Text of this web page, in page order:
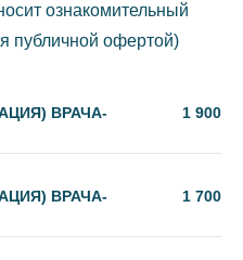
ознакомительный
публичной офертой)
ВРАЧА-
1 900
ВРАЧА-
1 700